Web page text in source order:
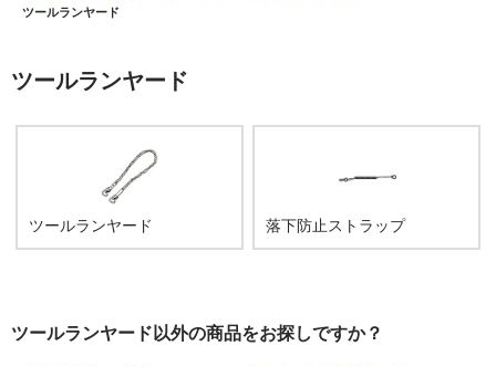
ツールランヤード
ツールランヤード
ツールランヤード 落下防止ストラップ
ツールランヤード以外の商品をお探しですか？